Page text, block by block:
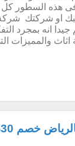
هذه السطور كل
او شركتك
انه بمجرد
والمميزات
خصم 30%